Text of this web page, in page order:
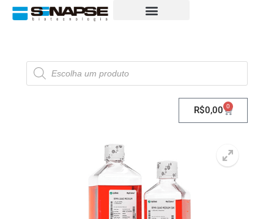
R$0,00 0